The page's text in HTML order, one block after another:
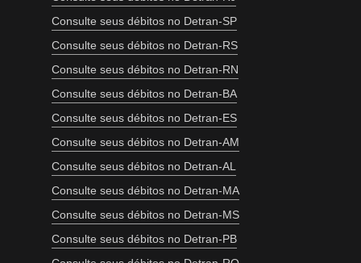
Consulte seus débitos no Detran-SP
Consulte seus débitos no Detran-RS
Consulte seus débitos no Detran-RN
Consulte seus débitos no Detran-BA
Consulte seus débitos no Detran-ES
Consulte seus débitos no Detran-AM
Consulte seus débitos no Detran-AL
Consulte seus débitos no Detran-MA
Consulte seus débitos no Detran-MS
Consulte seus débitos no Detran-PB